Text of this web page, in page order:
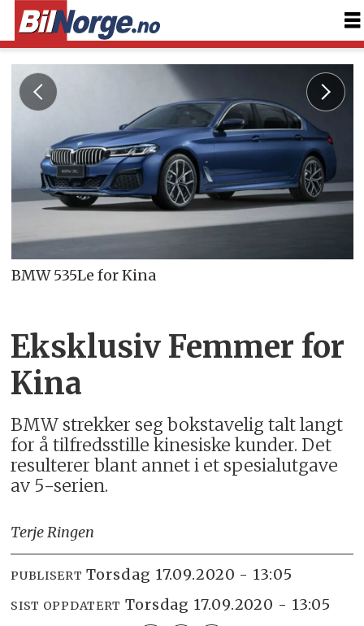
BMW 535Le for Kina
Eksklusiv Femmer for
Kina
BMW strekker seg bokstavelig talt langt
for å tilfredsstille kinesiske kunder. Det
resulterer blant annet i et spesialutgave
av 5-serien.
Terje Ringen
PUBLISERT torsdag 17.09.2020 - 13:05
SIST OPPDATERT torsdag 17.09.2020 - 13:05